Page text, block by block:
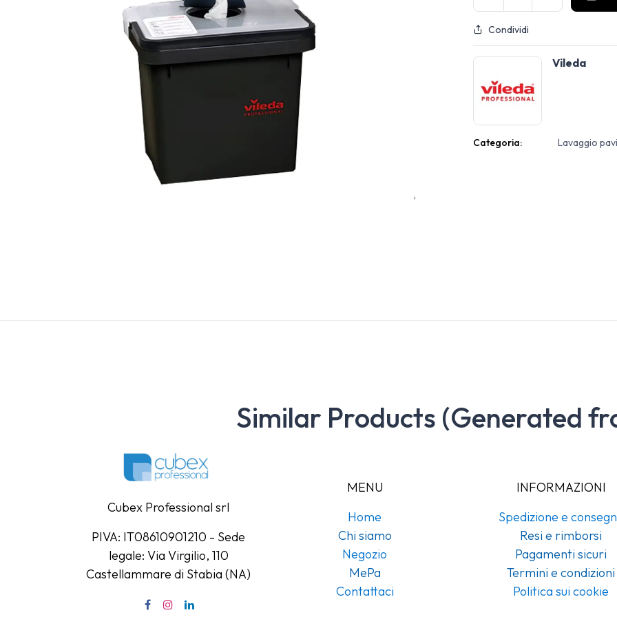
Condividi
Vileda
Categoria: Lavaggio
Similar Products (Generated
Cubex Professional srl
PIVA: IT08610901210 - Sede
legale: Via Virgilio, 110
Castellammare di Stabia (NA)
MENU
Home
Chi siamo
Negozio
MePa
Contattaci
INFORMAZIONI
Spedizione e
Resi e rimborsi
Pagamenti sicuri
Termini e condizioni
Politica sui cookie